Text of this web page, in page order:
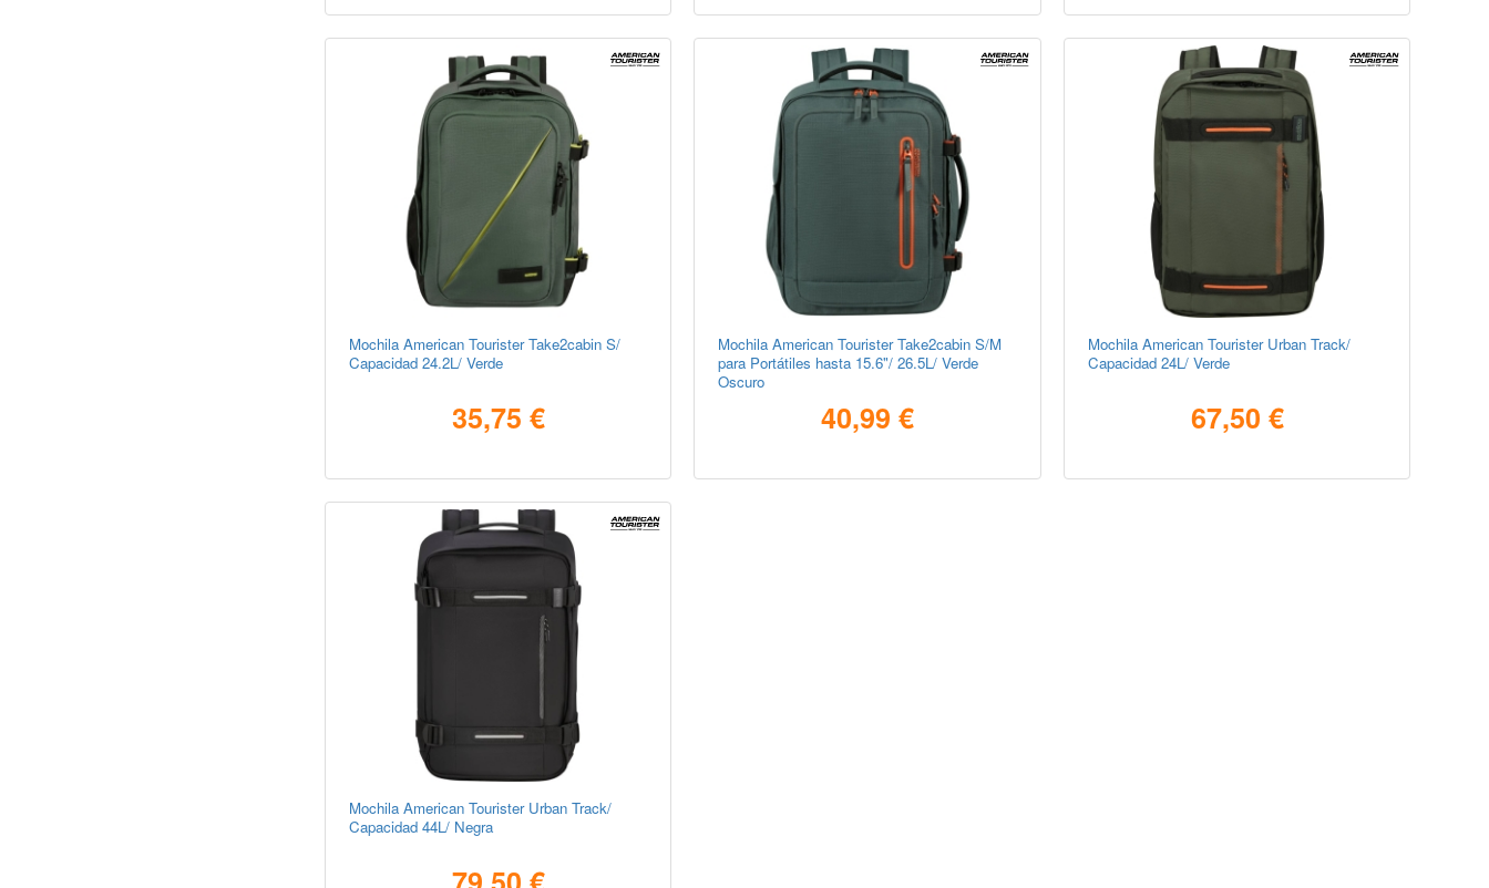
Mochila American Tourister Take2cabin S/
Capacidad 24.2L/ Verde
35,75 €
Mochila American Tourister Take2cabin S/M
para Portátiles hasta 15.6"/ 26.5L/ Verde
Oscuro
40,99 €
Mochila American Tourister Urban Track/
Capacidad 24L/ Verde
67,50 €
Mochila American Tourister Urban Track/
Capacidad 44L/ Negra